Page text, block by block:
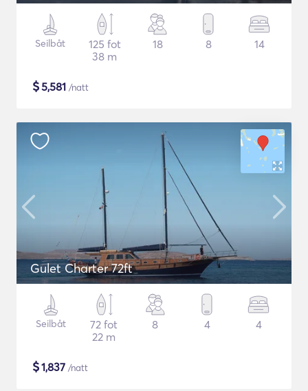
Seilbåt
125 fot
38 m
18 8 14
$5,581 /natt
Gulet Charter 72ft
Seilbåt
72 fot
22 m
8 4 4
$1,837 /natt